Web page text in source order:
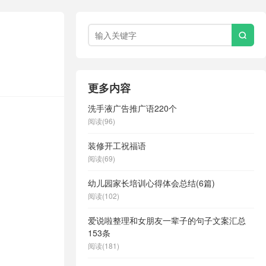

更多内容
洗手液广告推广语220个
阅读(96)
装修开工祝福语
阅读(69)
幼儿园家长培训心得体会总结(6篇)
阅读(102)
爱说啦整理和女朋友一辈子的句子文案汇总
153条
阅读(181)